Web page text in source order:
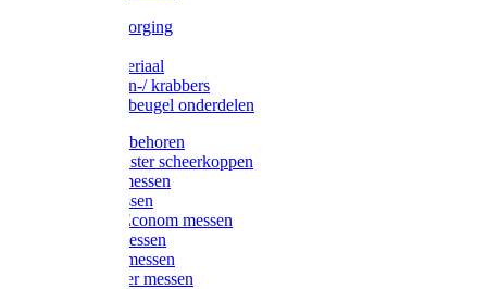
Klauwverzorging
Injectiemateriaal
Hoefmessen-/ krabbers
Hoefbekapbeugel onderdelen
Messen toebehoren
Moser & Oster scheerkoppen
Hauptner messen
Liscop messen
Aesculap/Econom messen
Heiniger messen
Constanta messen
FarmClipper messen